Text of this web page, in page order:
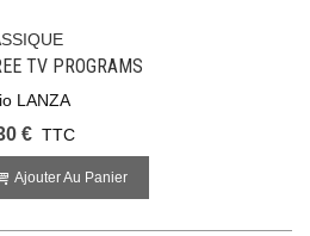
TV PROGRAMS
LANZA
€ TTC
Ajouter Au Panier